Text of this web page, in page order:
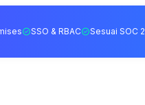
SSO & RBAC Sesuai SOC 2